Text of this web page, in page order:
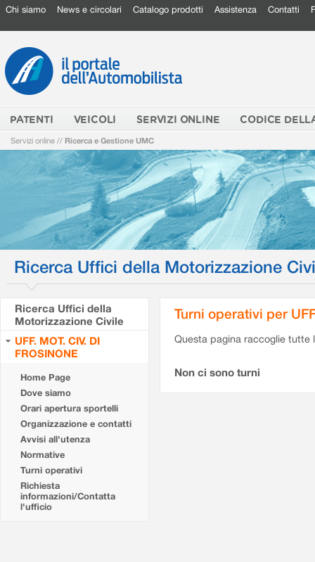
Chi siamo News e circolari Catalogo prodotti Assistenza Contatti
PATENTI VEICOLI SERVIZI ONLINE CODICE
Servizi online // Ricerca e Gestione UMC
Ricerca Uffici della Motorizzazione
Ricerca Uffici della
Motorizzazione Civile
UFF. MOT. CIV. DI
FROSINONE
Home Page
Dove siamo
Orari apertura sportelli
Organizzazione e contatti
Avvisi all'utenza
Normative
Turni operativi
Richiesta
informazioni/Contatta
l'ufficio
Turni operativi per
Questa pagina raccoglie tutte
Non ci sono turni